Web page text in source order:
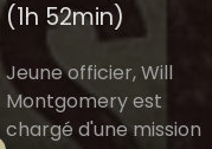
(1h 52min)
Jeune officier, Will
Montgomery est
chargé d'une mission